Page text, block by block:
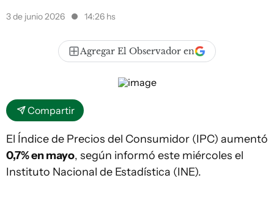
3 de junio 2026 14:26 hs
Agregar El Observador en
Compartir
El Índice de Precios del Consumidor (IPC) aumentó
0,7% en mayo, según informó este miércoles el
Instituto Nacional de Estadística (INE).